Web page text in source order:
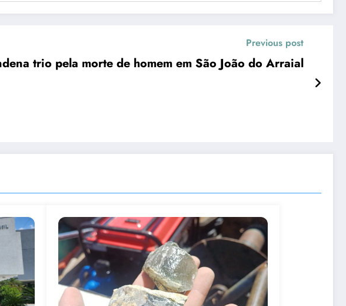
Previous post
trio pela morte de homem em São João do Arraial